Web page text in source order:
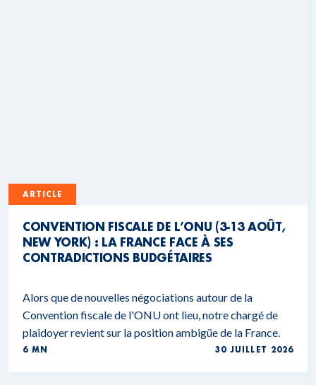
ARTICLE
CONVENTION FISCALE DE L’ONU (3-13 AOÛT,
NEW YORK) : LA FRANCE FACE À SES
CONTRADICTIONS BUDGÉTAIRES
Alors que de nouvelles négociations autour de la
Convention fiscale de l'ONU ont lieu, notre chargé de
plaidoyer revient sur la position ambigüe de la France.
6 MN 30 JUILLET 2026